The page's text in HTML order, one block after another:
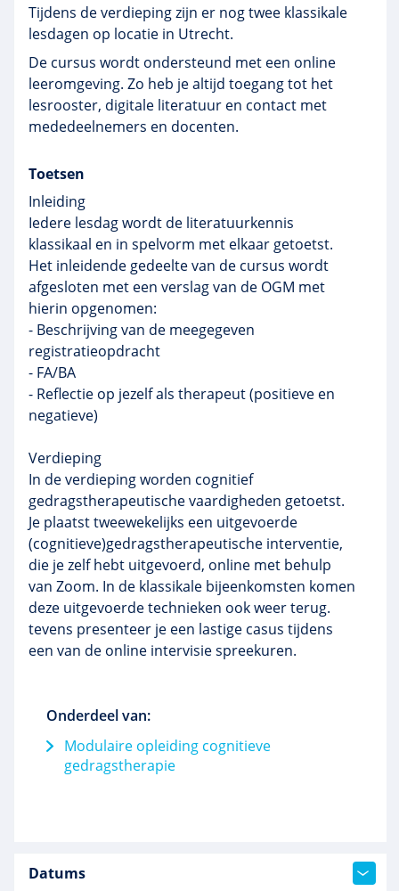
Tijdens de verdieping zijn er nog twee klassikale
lesdagen op locatie in Utrecht.
De cursus wordt ondersteund met een online
leeromgeving. Zo heb je altijd toegang tot het
lesrooster, digitale literatuur en contact met
mededeelnemers en docenten.
Toetsen
Inleiding
Iedere lesdag wordt de literatuurkennis
klassikaal en in spelvorm met elkaar getoetst.
Het inleidende gedeelte van de cursus wordt
afgesloten met een verslag van de OGM met
hierin opgenomen:
- Beschrijving van de meegegeven
registratieopdracht
- FA/BA
- Reflectie op jezelf als therapeut (positieve en
negatieve)
Verdieping
In de verdieping worden cognitief
gedragstherapeutische vaardigheden getoetst.
Je plaatst tweewekelijks een uitgevoerde
(cognitieve)gedragstherapeutische interventie,
die je zelf hebt uitgevoerd, online met behulp
van Zoom. In de klassikale bijeenkomsten komen
deze uitgevoerde technieken ook weer terug.
tevens presenteer je een lastige casus tijdens
een van de online intervisie spreekuren.
Onderdeel van:
Modulaire opleiding cognitieve
gedragstherapie
Datums